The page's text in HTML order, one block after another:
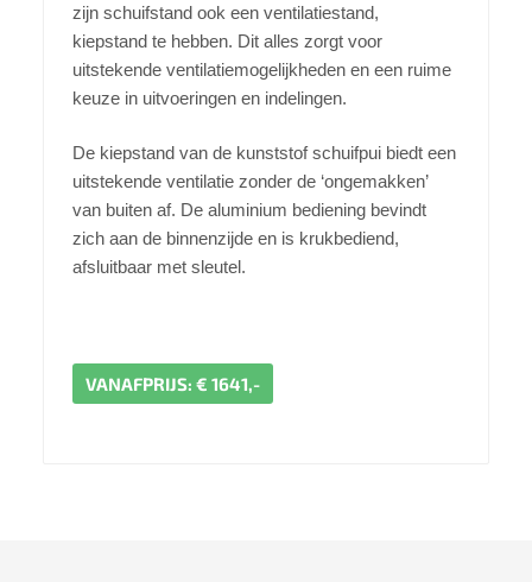
zijn schuifstand ook een ventilatiestand,
kiepstand te hebben. Dit alles zorgt voor
uitstekende ventilatiemogelijkheden en een ruime
keuze in uitvoeringen en indelingen.
De kiepstand van de kunststof schuifpui biedt een
uitstekende ventilatie zonder de ‘ongemakken’
van buiten af. De aluminium bediening bevindt
zich aan de binnenzijde en is krukbediend,
afsluitbaar met sleutel.
VANAFPRIJS: € 1641,-